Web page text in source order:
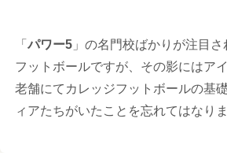
「 パワー5 」の名門校ばかりが注目
フットボールですが、その影にはア
老舗にてカレッジフットボールの基
ィアたちがいたことを忘れてはなりま